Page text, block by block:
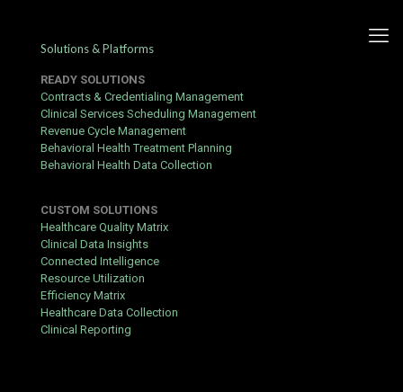
Guia completa sobre la
LeoVegas
Published by Yogita Sharma
El mundo de los casinos en linea ha evolucionado rapidamente
en los ultimos años. Si buscas información detallada sobre esta
plataforma, leerleovegas opiniones
entender su funcionamiento. Muchos usuarios destacan su
Solutions & Platforms
READY SOLUTIONS
Contracts & Credentialing Management
Clinical Services Scheduling Management
Revenue Cycle Management
Behavioral Health Treatment Planning
Behavioral Health Data Collection
CUSTOM SOLUTIONS
Healthcare Quality Matrix
Clinical Data Insights
Connected Intelligence
Resource Utilization
Efficiency Matrix
Healthcare Data Collection
Clinical Reporting